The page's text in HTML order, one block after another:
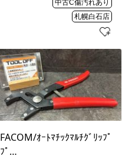
中古C傷汚れあり
札幌白石店
FACOM/ｵｰﾄﾏﾁｯｸﾏﾙﾁｸﾞﾘｯﾌﾟ
ﾌﾟ…